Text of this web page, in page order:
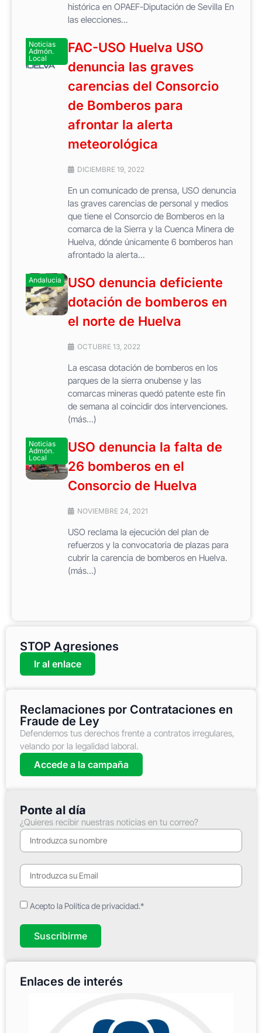
histórica en OPAEF-Diputación de Sevilla En
las elecciones...
Noticias
Admón.
Local
FAC-USO Huelva USO
denuncia las graves
carencias del Consorcio
de Bomberos para
afrontar la alerta
meteorológica
DICIEMBRE 19, 2022
En un comunicado de prensa, USO denuncia
las graves carencias de personal y medios
que tiene el Consorcio de Bomberos en la
comarca de la Sierra y la Cuenca Minera de
Huelva, dónde únicamente 6 bomberos han
afrontado la alerta...
Andalucia
USO denuncia deficiente
dotación de bomberos en
el norte de Huelva
OCTUBRE 13, 2022
La escasa dotación de bomberos en los
parques de la sierra onubense y las
comarcas mineras quedó patente este fin
de semana al coincidir dos intervenciones.
(más…)
Noticias
Admón.
Local
USO denuncia la falta de
26 bomberos en el
Consorcio de Huelva
NOVIEMBRE 24, 2021
USO reclama la ejecución del plan de
refuerzos y la convocatoria de plazas para
cubrir la carencia de bomberos en Huelva.
(más…)
STOP Agresiones
Ir al enlace
Reclamaciones por Contrataciones en
Fraude de Ley
Defendemos tus derechos frente a contratos irregulares,
velando por la legalidad laboral.
Accede a la campaña
Ponte al día
¿Quieres recibir nuestras noticias en tu correo?
Acepto la Política de privacidad.*
Suscribirme
Enlaces de interés